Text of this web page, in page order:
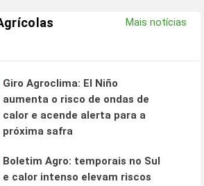
Mais notícias
Giro Agroclima: El Niño
aumenta o risco de ondas de
calor e acende alerta para a
próxima safra
Boletim Agro: temporais no Sul
e calor intenso elevam riscos